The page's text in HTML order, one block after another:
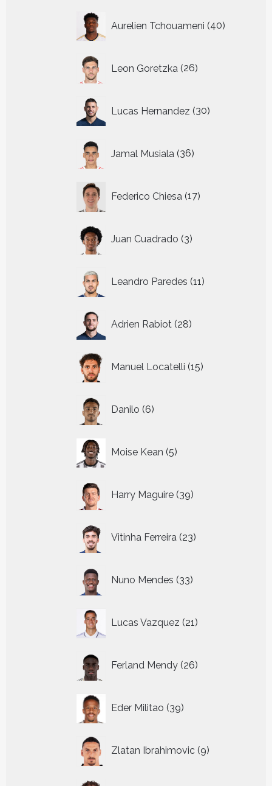
Aurelien Tchouameni 40
producten
Leon Goretzka 26
producten
Lucas Hernandez 30
producten
Jamal Musiala 36
producten
Federico Chiesa 17
producten
Juan Cuadrado 3
producten
Leandro Paredes 11
producten
Adrien Rabiot 28
producten
Manuel Locatelli 15
producten
Danilo 6
producten
Moise Kean 5
producten
Harry Maguire 39
producten
Vitinha Ferreira 23
producten
Nuno Mendes 33
producten
Lucas Vazquez 21
producten
Ferland Mendy 26
producten
Eder Militao 39
producten
Zlatan Ibrahimovic 9
producten